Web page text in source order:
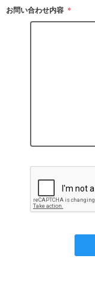
お問い合わせ内容 ＊